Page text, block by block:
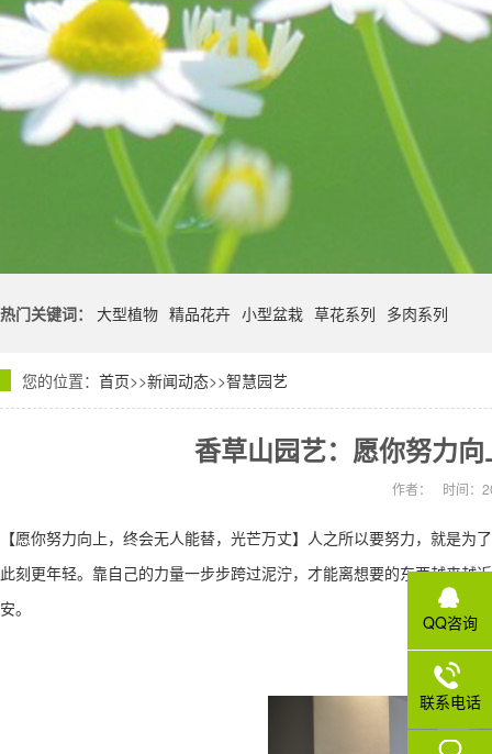
热门关键词： 大型植物 精品花卉 小型盆栽 草花系列 多肉系列
您的位置： 首页>>新闻动态>>智慧园艺
香草山园艺：愿你努力
作者： 时间：
【愿你努力向上，终会无人能替，光芒万丈】人之所以要努力，就是
此刻更年轻。靠自己的力量一步步跨过泥泞，才能离想要的东西越来
安。
QQ咨询
联系电话